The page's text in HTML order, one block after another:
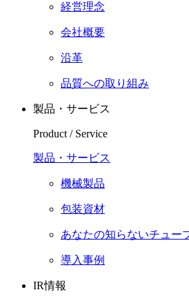
経営理念
会社概要
沿革
品質への取り組み
製品・サービス
Product / Service
製品・サービス
機械製品
包装資材
あなたの知らないチュー
導入事例
IR情報